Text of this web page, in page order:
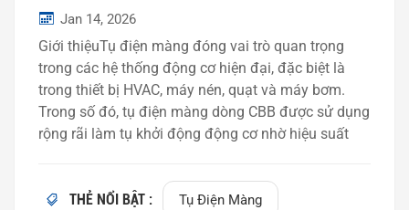
HVAC?Jan 14, 2026
Giới thiệuTụ điện màng đóng vai trò quan trọng
trong các hệ thống động cơ hiện đại, đặc biệt là
trong thiết bị HVAC, máy nén, quạt và máy bơm.
Trong số đó, tụ điện màng dòng CBB được sử dụng
rộng rãi làm tụ khởi động động cơ nhờ hiệu suất
chúng tôi sẽ giải thích tụ điện màng CBB là gì, cách
thức hoạt động của chúng và lý do tại sao chúng
THẺ NỔI BẬT : Tụ Điện Màng